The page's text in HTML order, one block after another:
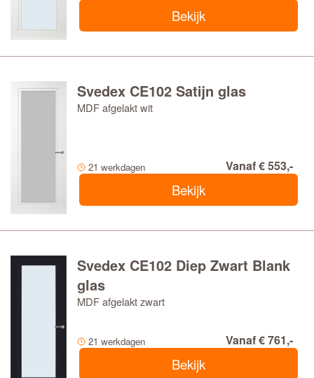
Bekijk
Svedex CE102 Satijn glas
MDF afgelakt wit
21 werkdagen Vanaf € 553,-
Bekijk
Svedex CE102 Diep Zwart Blank
glas
MDF afgelakt zwart
21 werkdagen Vanaf € 761,-
Bekijk